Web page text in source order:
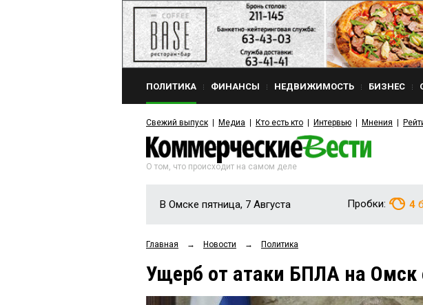
ПОЛИТИКА ФИНАНСЫ НЕДВИЖИМОСТЬ БИЗНЕС
Свежий выпуск Медиа Кто есть кто Интервью Мнения
О том, что происходит на самом деле
В Омске пятница, 7 Августа Пробки: 4
Главная → Новости → Политика
Ущерб от атаки БПЛА на Омск